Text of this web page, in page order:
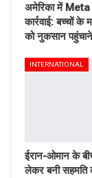
अमेरिका में Meta
कार्रवाई: बच्चों के
को नुकसान
INTERNATIONAL
ईरान-ओमान के
लेकर बनी सहमति